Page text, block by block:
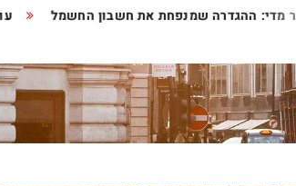
מדי: ההגדרה שמנפחת את חשבון החשמל